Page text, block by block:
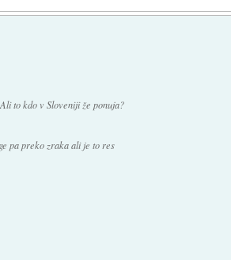
to kdo v Sloveniji že ponuja?
pa preko zraka ali je to res